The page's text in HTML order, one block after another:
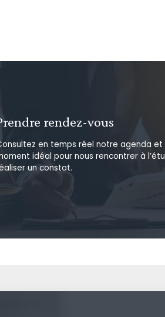
rendez-vous
en temps réel notre agenda et
idéal pour nous rencontrer à
un constat.